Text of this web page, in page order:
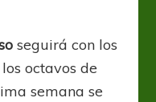
seguirá con los
octavos de
semana se